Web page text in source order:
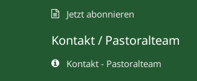
Jetzt abonnieren
Kontakt / Pastoralteam
Kontakt - Pastoralteam